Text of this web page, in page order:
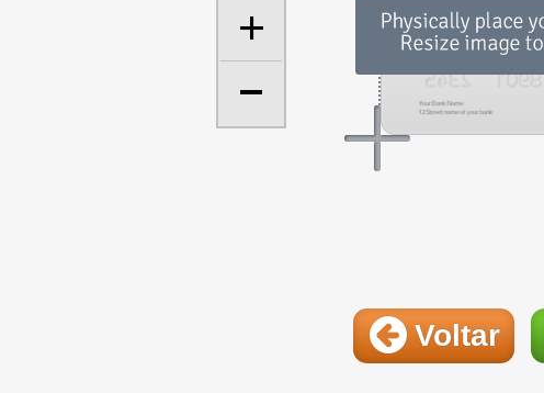
+
Voltar